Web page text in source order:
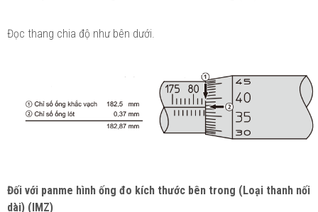
Đọc thang chia độ như bên dưới.
Đối với panme hình ống đo kích thước bên trong (Loại thanh nối
dài) (IMZ)